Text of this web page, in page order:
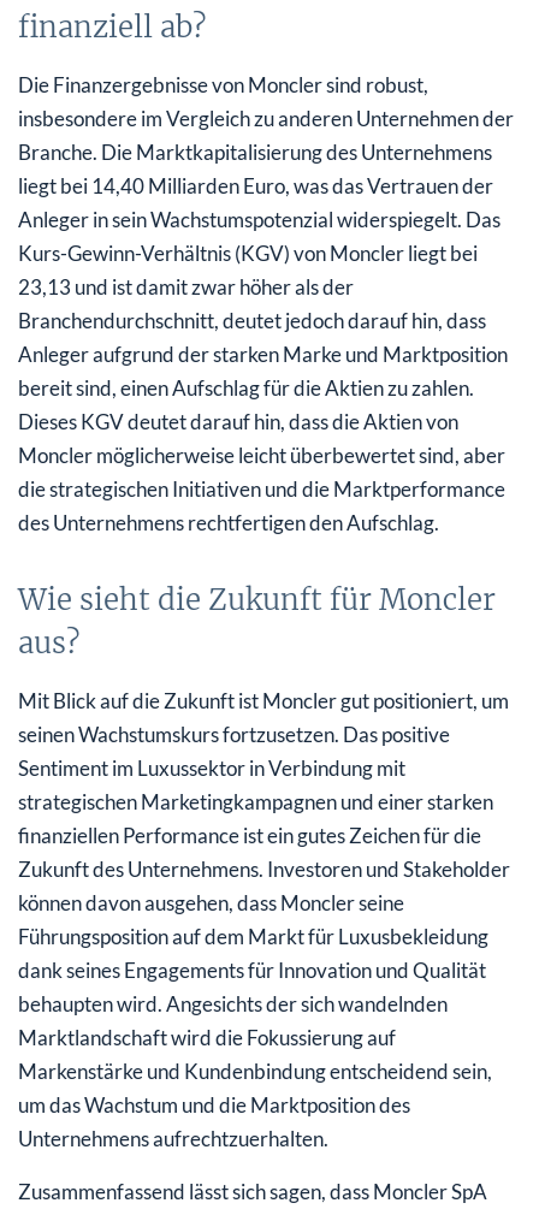
finanziell ab?
Die Finanzergebnisse von Moncler sind robust,
insbesondere im Vergleich zu anderen Unternehmen der
Branche. Die Marktkapitalisierung des Unternehmens
liegt bei 14,40 Milliarden Euro, was das Vertrauen der
Anleger in sein Wachstumspotenzial widerspiegelt. Das
Kurs-Gewinn-Verhältnis (KGV) von Moncler liegt bei
23,13 und ist damit zwar höher als der
Branchendurchschnitt, deutet jedoch darauf hin, dass
Anleger aufgrund der starken Marke und Marktposition
bereit sind, einen Aufschlag für die Aktien zu zahlen.
Dieses KGV deutet darauf hin, dass die Aktien von
Moncler möglicherweise leicht überbewertet sind, aber
die strategischen Initiativen und die Marktperformance
des Unternehmens rechtfertigen den Aufschlag.
Wie sieht die Zukunft für Moncler
aus?
Mit Blick auf die Zukunft ist Moncler gut positioniert, um
seinen Wachstumskurs fortzusetzen. Das positive
Sentiment im Luxussektor in Verbindung mit
strategischen Marketingkampagnen und einer starken
finanziellen Performance ist ein gutes Zeichen für die
Zukunft des Unternehmens. Investoren und Stakeholder
können davon ausgehen, dass Moncler seine
Führungsposition auf dem Markt für Luxusbekleidung
dank seines Engagements für Innovation und Qualität
behaupten wird. Angesichts der sich wandelnden
Marktlandschaft wird die Fokussierung auf
Markenstärke und Kundenbindung entscheidend sein,
um das Wachstum und die Marktposition des
Unternehmens aufrechtzuerhalten.
Zusammenfassend lässt sich sagen, dass Moncler SpA